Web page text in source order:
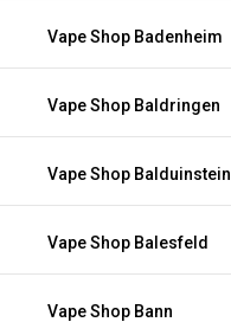
Vape Shop Badenheim
Vape Shop Baldringen
Vape Shop Balduinstein
Vape Shop Balesfeld
Vape Shop Bann